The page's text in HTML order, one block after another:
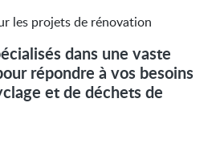
dans une vaste
répondre à vos besoins
et de déchets de